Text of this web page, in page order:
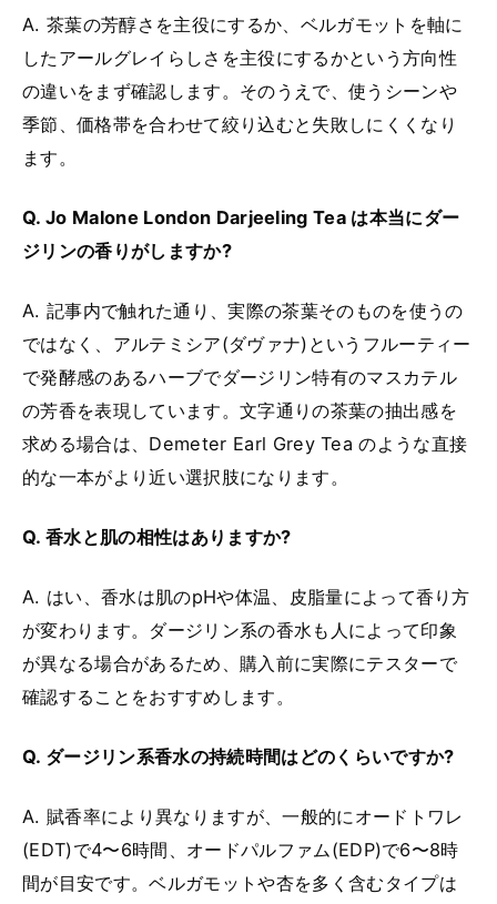
A. 茶葉の芳醇さを主役にするか、ベルガモットを軸に
したアールグレイらしさを主役にするかという方向性
の違いをまず確認します。そのうえで、使うシーンや
季節、価格帯を合わせて絞り込むと失敗しにくくなり
ます。
Q. Jo Malone London Darjeeling Tea は本当にダー
ジリンの香りがしますか?
A. 記事内で触れた通り、実際の茶葉そのものを使うの
ではなく、アルテミシア(ダヴァナ)というフルーティー
で発酵感のあるハーブでダージリン特有のマスカテル
の芳香を表現しています。文字通りの茶葉の抽出感を
求める場合は、Demeter Earl Grey Tea のような直接
的な一本がより近い選択肢になります。
Q. 香水と肌の相性はありますか?
A. はい、香水は肌のpHや体温、皮脂量によって香り方
が変わります。ダージリン系の香水も人によって印象
が異なる場合があるため、購入前に実際にテスターで
確認することをおすすめします。
Q. ダージリン系香水の持続時間はどのくらいですか?
A. 賦香率により異なりますが、一般的にオードトワレ
(EDT)で4〜6時間、オードパルファム(EDP)で6〜8時
間が目安です。ベルガモットや杏を多く含むタイプは